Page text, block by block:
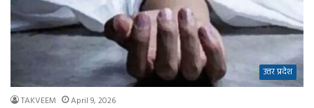
उत्तर प्रदेश
TAKVEEM April 9, 2026